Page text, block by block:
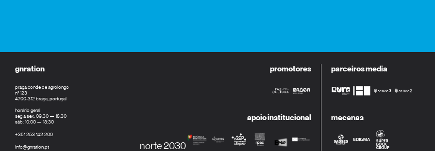
gnration
praça conde de agrolongo
n° 123
4700-312 braga, portugal
horário geral
seg a sex: 09:30 — 18:30
sáb: 10:00 — 18:30
+351 253 142 200
info@gnration.pt
promotores
apoio institucional
norte 2030
parceiros media
mecenas